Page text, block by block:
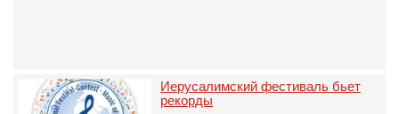
Иерусалимский фестиваль бьет
рекорды